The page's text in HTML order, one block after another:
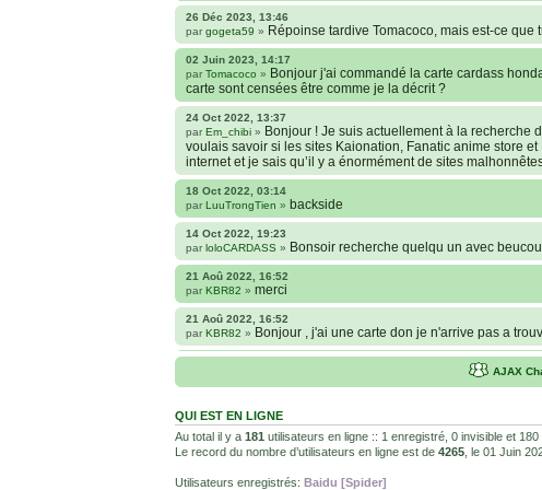
26 Déc 2023, 13:46
par gogeta59 » Répoinse tardive Tomacoco, mais est-ce
02 Juin 2023, 14:17
par Tomacoco » Bonjour j'ai commandé la carte cardass
carte sont censées être comme je la décrit ?
24 Oct 2022, 13:37
par Em_chibi » Bonjour ! Je suis actuellement à la recherche
voulais savoir si les sites Kaionation, Fanatic anime store
internet et je sais qu’il y a énormément de sites
18 Oct 2022, 03:14
par LuuTrongTien » backside
14 Oct 2022, 19:23
par loloCARDASS » Bonsoir recherche quelqu un avec
21 Aoû 2022, 16:52
par KBR82 » merci
21 Aoû 2022, 16:52
par KBR82 » Bonjour , j'ai une carte don je n'arrive pas a
Hi guys, I'm downloading the HD
how to remove it?
22 Avr 2022, 22:55
parjuju93100»@Yasuke c'est pour le jeu. Les Super Battle
ensuite le chiffre dessous pour savoir qui remporte la
08 Fév 2022, 19:31
AJAX
QUI EST EN LIGNE
Au total il y a 181 utilisateurs en ligne :: 1 enregistré, 0 invisible et
Le record du nombre d’utilisateurs en ligne est de 4265 , le 01 Juin
Utilisateurs enregistrés: Baidu [Spider]